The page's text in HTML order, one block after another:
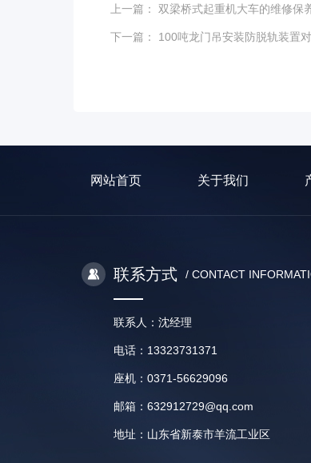
上一篇： 双梁桥式起重机大车的维修保
下一篇： 100吨龙门吊安装防脱轨装置
网站首页 关于我们
联系方式 / CONTACT
联系人：沈经理
电话：13323731371
座机：0371-56629096
邮箱：632912729@qq.com
地址：山东省新泰市羊流工业区